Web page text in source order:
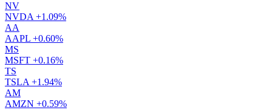
NV
NVDA +1.09%
AA
AAPL +0.60%
MS
MSFT +0.16%
TS
TSLA +1.94%
AM
AMZN +0.59%